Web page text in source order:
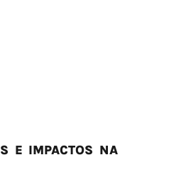
E IMPACTOS NA